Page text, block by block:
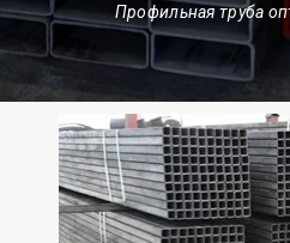
Профильная труба